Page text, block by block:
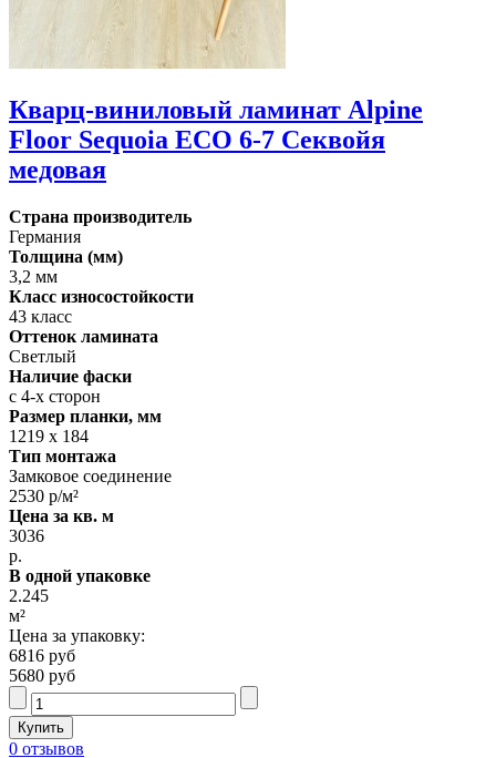
Кварц-виниловый ламинат Alpine
Floor Sequoia ECO 6-7 Секвойя
медовая
Страна производитель
Германия
Толщина (мм)
3,2 мм
Класс износостойкости
43 класс
Оттенок ламината
Светлый
Наличие фаски
с 4-х сторон
Размер планки, мм
1219 х 184
Тип монтажа
Замковое соединение
2530 р/м²
Цена за кв. м
3036
р.
В одной упаковке
2.245
м²
Цена за упаковку:
6816 руб
5680 руб
0 отзывов